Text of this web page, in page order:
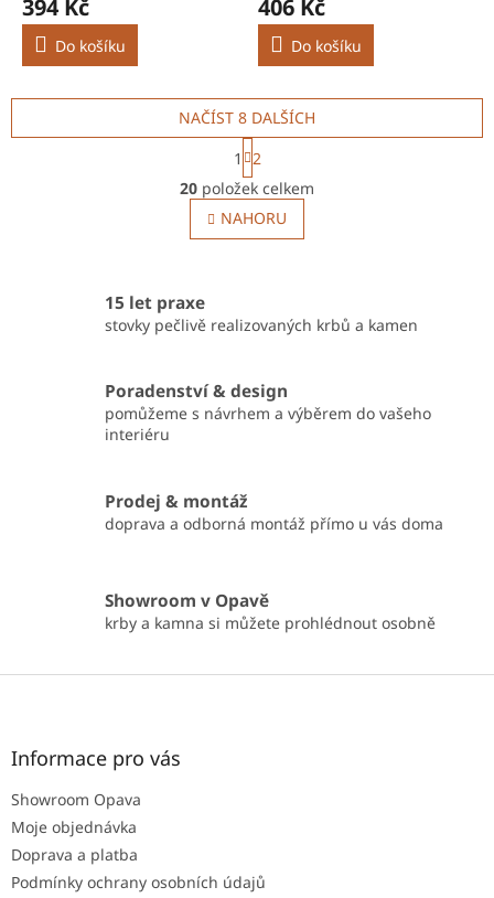
394 Kč
Do košíku
406 Kč
Do košíku
O
v
l
á
í
v
k
p
i
s
NAČÍST 8 DALŠÍCH
S
t
r
á
n
k
í
1
2
20 položek celkem
NAHORU
15 let praxe
stovky pečlivě realizovaných krbů a kamen
Poradenství & design
pomůžeme s návrhem a výběrem do vašeho
interiéru
Prodej & montáž
doprava a odborná montáž přímo u vás doma
Showroom v Opavě
krby a kamna si můžete prohlédnout osobně
Z
Informace pro vás
Showroom Opava
Moje objednávka
Doprava a platba
Podmínky ochrany osobních údajů